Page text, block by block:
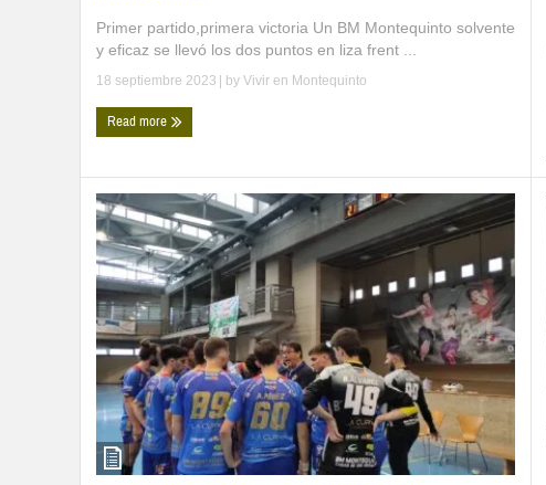
Primer partido,primera victoria Un BM Montequinto solvente
y eficaz se llevó los dos puntos en liza frent ...
18 septiembre 2023 | by Vivir en Montequinto
Read more